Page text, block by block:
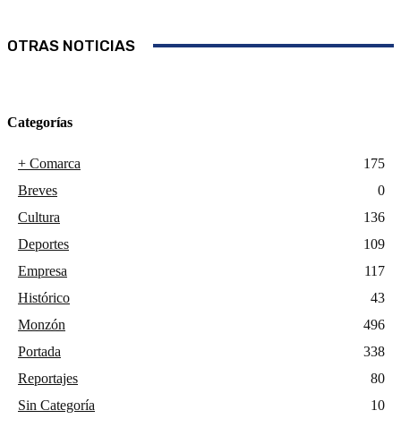
OTRAS NOTICIAS
Categorías
+ Comarca
175
Breves
0
Cultura
136
Deportes
109
Empresa
117
Histórico
43
Monzón
496
Portada
338
Reportajes
80
Sin Categoría
10